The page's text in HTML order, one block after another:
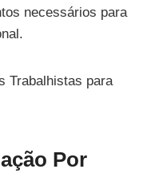
necessários para
Trabalhistas para
Por